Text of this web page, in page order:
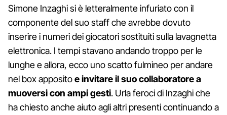
Simone Inzaghi si è letteralmente infuriato con il
componente del suo staff che avrebbe dovuto
inserire i numeri dei giocatori sostituiti sulla lavagnetta
elettronica. I tempi stavano andando troppo per le
lunghe e allora, ecco uno scatto fulmineo per andare
nel box appositoe invitare il suo collaboratore a
muoversi con ampi gesti. Urla feroci di Inzaghi che
ha chiesto anche aiuto agli altri presenti continuando a